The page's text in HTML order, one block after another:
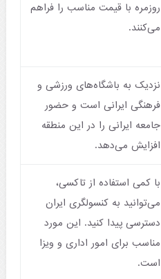
روزمره با قیمت مناسب را فراهم
می‌کنند.
نزدیک به باشگاه‌های ورزشی و
فرهنگی ایرانی است و حضور
جامعه ایرانی را در این منطقه
افزایش می‌دهد.
با کمی استفاده از تاکسی،
می‌توانید به کنسولگری ایران
دسترسی پیدا کنید. این مورد
مناسب برای امور اداری و ویزا
است.